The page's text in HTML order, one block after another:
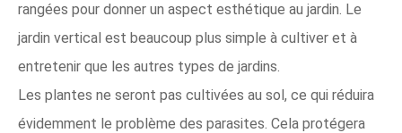
rangées pour donner un aspect esthétique au jardin. Le
jardin vertical est beaucoup plus simple à cultiver et à
entretenir que les autres types de jardins.
Les plantes ne seront pas cultivées au sol, ce qui réduira
évidemment le problème des parasites. Cela protégera